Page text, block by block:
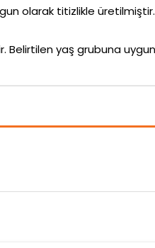
olarak titizlikle üretilmiştir.
yaş grubuna